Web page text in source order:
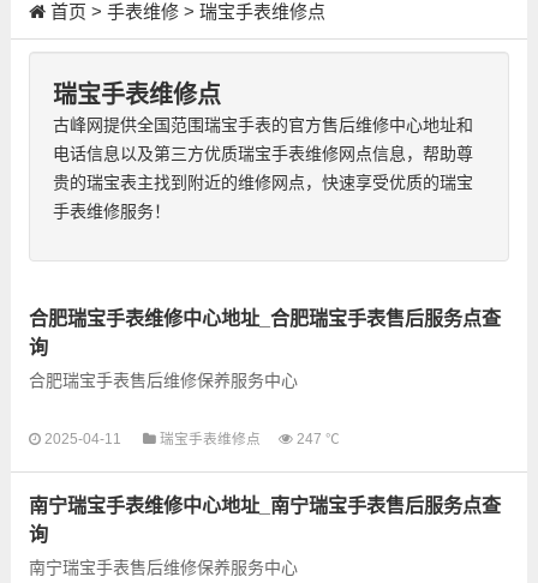
首页 > 手表维修> 瑞宝手表维修点
瑞宝手表维修点
古峰网提供全国范围瑞宝手表的官方售后维修中心地址和
电话信息以及第三方优质瑞宝手表维修网点信息，帮助尊
贵的瑞宝表主找到附近的维修网点，快速享受优质的瑞宝
手表维修服务！
合肥瑞宝手表维修中心地址_合肥瑞宝手表售后服务点查
询
合肥瑞宝手表售后维修保养服务中心
以下是古锋网为您整理的合肥瑞宝手表售后服务网点和优质维修
2025-04-11 瑞宝手表维修点 247 ℃
南宁瑞宝手表维修中心地址_南宁瑞宝手表售后服务点查
询
南宁瑞宝手表售后维修保养服务中心